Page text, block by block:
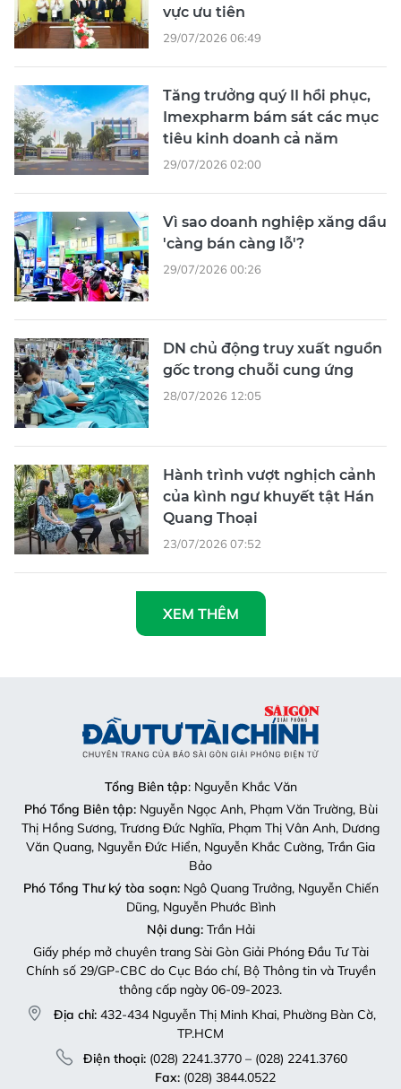
vực ưu tiên
29/07/2026 06:49
Tăng trưởng quý II hồi phục,
Imexpharm bám sát các mục
tiêu kinh doanh cả năm
29/07/2026 02:00
Vì sao doanh nghiệp xăng dầu
'càng bán càng lỗ'?
29/07/2026 00:26
DN chủ động truy xuất nguồn
gốc trong chuỗi cung ứng
28/07/2026 12:05
Hành trình vượt nghịch cảnh
của kình ngư khuyết tật Hán
Quang Thoại
23/07/2026 07:52
XEM THÊM
Tổng Biên tập: Nguyễn Khắc Văn
Phó Tổng Biên tập:Nguyễn Ngọc Anh, Phạm Văn Trường, Bùi
Thị Hồng Sương, Trương Đức Nghĩa, Phạm Thị Vân Anh, Dương
Văn Quang, Nguyễn Đức Hiển, Nguyễn Khắc Cường, Trần Gia
Bảo
Phó Tổng Thư ký tòa soạn:Ngô Quang Trưởng, Nguyễn Chiến
Dũng, Nguyễn Phước Bình
Nội dung:Trần Hải
Giấy phép mở chuyên trang Sài Gòn Giải Phóng Đầu Tư Tài
Chính số 29/GP-CBC do Cục Báo chí, Bộ Thông tin và Truyền
thông cấp ngày 06-09-2023.
Địa chỉ: 432-434 Nguyễn Thị Minh Khai, Phường Bàn Cờ,
TP.HCM
Điện thoại:(028) 2241.3770 – (028) 2241.3760
Fax:(028) 3844.0522